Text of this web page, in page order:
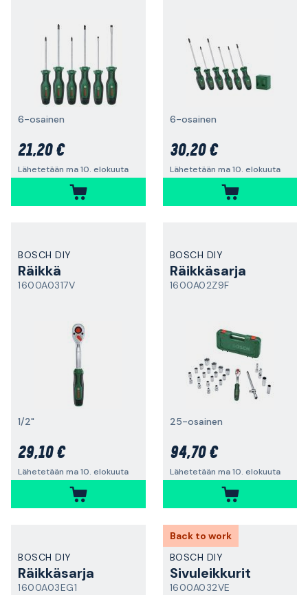
6-osainen
21,20 €
Lähetetään ma 10. elokuuta
6-osainen
30,20 €
Lähetetään ma 10. elokuuta
BOSCH DIY
Räikkä
1600A0317V
1/2"
29,10 €
Lähetetään ma 10. elokuuta
BOSCH DIY
Räikkäsarja
1600A02Z9F
25-osainen
94,70 €
Lähetetään ma 10. elokuuta
BOSCH DIY
Räikkäsarja
1600A03EG1
Back to work
BOSCH DIY
Sivuleikkurit
1600A032VE